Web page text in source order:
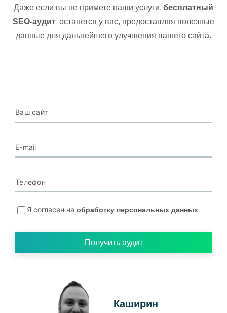
Даже если вы не примете наши услуги, бесплатный
SEO-аудит останется у вас, предоставляя полезные
данные для дальнейшего улучшения вашего сайта.
Ваш сайт
E-mail
Телефон
Я согласен на обработку персональных данных
Получить аудит
Каширин